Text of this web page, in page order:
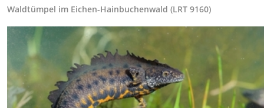
Waldtümpel im Eichen-Hainbuchenwald (LRT 9160)